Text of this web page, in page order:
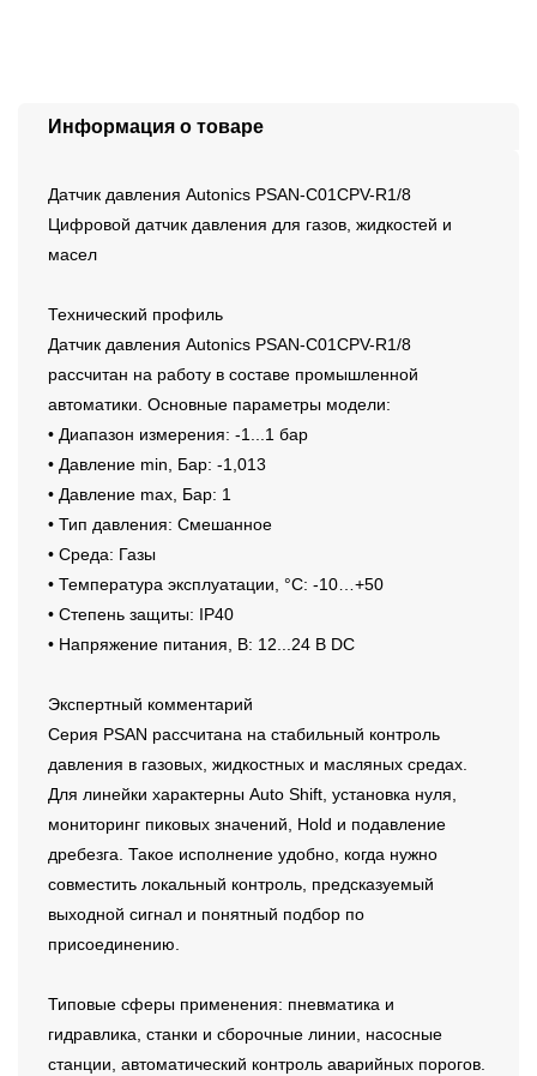
Информация о товаре
Датчик давления Autonics PSAN-C01CPV-R1/8
Цифровой датчик давления для газов, жидкостей и
масел
Технический профиль
Датчик давления Autonics PSAN-C01CPV-R1/8
рассчитан на работу в составе промышленной
автоматики. Основные параметры модели:
• Диапазон измерения: -1...1 бар
• Давление min, Бар: -1,013
• Давление max, Бар: 1
• Тип давления: Смешанное
• Среда: Газы
• Температура эксплуатации, °C: -10…+50
• Степень защиты: IP40
• Напряжение питания, В: 12...24 В DC
Экспертный комментарий
Серия PSAN рассчитана на стабильный контроль
давления в газовых, жидкостных и масляных средах.
Для линейки характерны Auto Shift, установка нуля,
мониторинг пиковых значений, Hold и подавление
дребезга. Такое исполнение удобно, когда нужно
совместить локальный контроль, предсказуемый
выходной сигнал и понятный подбор по
присоединению.
Типовые сферы применения: пневматика и
гидравлика, станки и сборочные линии, насосные
станции, автоматический контроль аварийных порогов.